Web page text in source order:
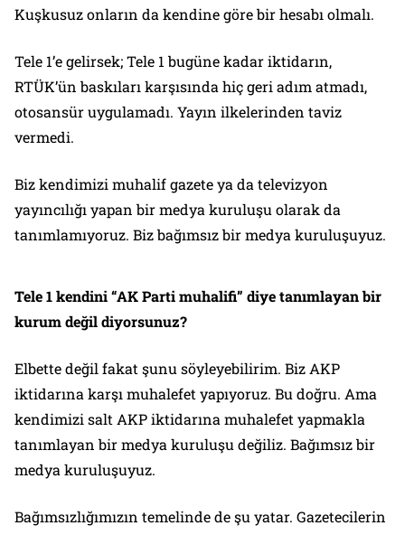
Kuşkusuz onların da kendine göre bir hesabı olmalı.
Tele 1’e gelirsek; Tele 1 bugüne kadar iktidarın,
RTÜK’ün baskıları karşısında hiç geri adım atmadı,
otosansür uygulamadı. Yayın ilkelerinden taviz
vermedi.
Biz kendimizi muhalif gazete ya da televizyon
yayıncılığı yapan bir medya kuruluşu olarak da
tanımlamıyoruz. Biz bağımsız bir medya kuruluşuyuz.
Tele 1 kendini “AK Parti muhalifi” diye tanımlayan bir
kurum değil diyorsunuz?
Elbette değil fakat şunu söyleyebilirim. Biz AKP
iktidarına karşı muhalefet yapıyoruz. Bu doğru. Ama
kendimizi salt AKP iktidarına muhalefet yapmakla
tanımlayan bir medya kuruluşu değiliz. Bağımsız bir
medya kuruluşuyuz.
Bağımsızlığımızın temelinde de şu yatar. Gazetecilerin